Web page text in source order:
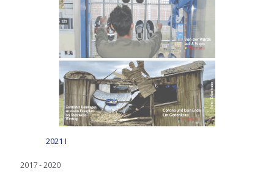
2021 I
2017 - 2020